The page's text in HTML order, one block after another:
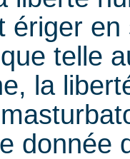
en
telle
la
donnée